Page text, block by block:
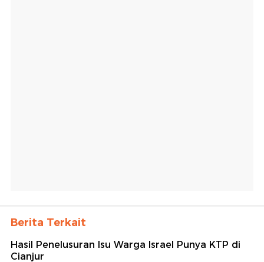
Berita Terkait
Hasil Penelusuran Isu Warga Israel Punya KTP di
Cianjur